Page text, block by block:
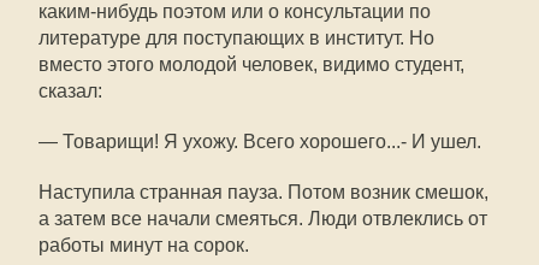
каким-нибудь поэтом или о консультации по
литературе для поступающих в институт. Но
вместо этого молодой человек, видимо студент,
сказал:
— Товарищи! Я ухожу. Всего хорошего...- И ушел.
Наступила странная пауза. Потом возник смешок,
а затем все начали смеяться. Люди отвлеклись от
работы минут на сорок.